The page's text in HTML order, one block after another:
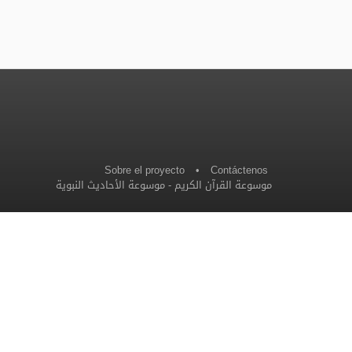
Sobre el proyecto • Contáctenos
موسوعة القرآن الكريم -موسوعة الأحاديث النبوية